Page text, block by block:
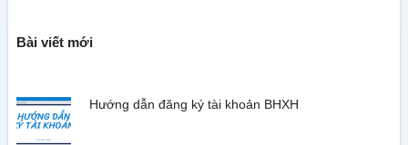
Bài viết mới
Hướng dẫn đăng ký tài khoản BHXH